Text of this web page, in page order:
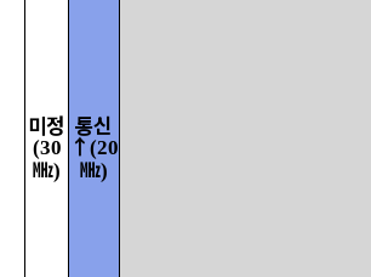
미정
(30
㎒)
통신
↑(20
㎒)